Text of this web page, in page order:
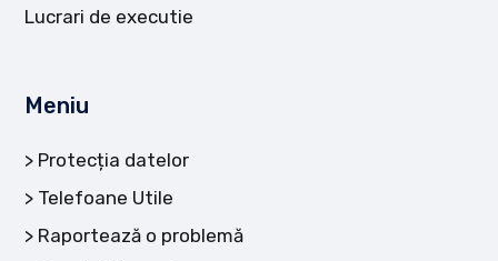
Lucrari de executie
Meniu
Protecția datelor
Telefoane Utile
Raportează o problemă